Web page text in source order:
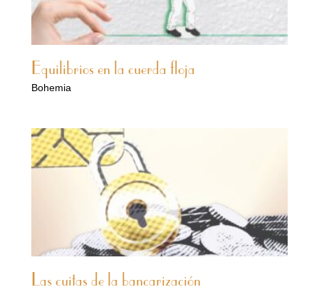
Equilibrios en la cuerda floja
Bohemia
Las cuitas de la bancarización